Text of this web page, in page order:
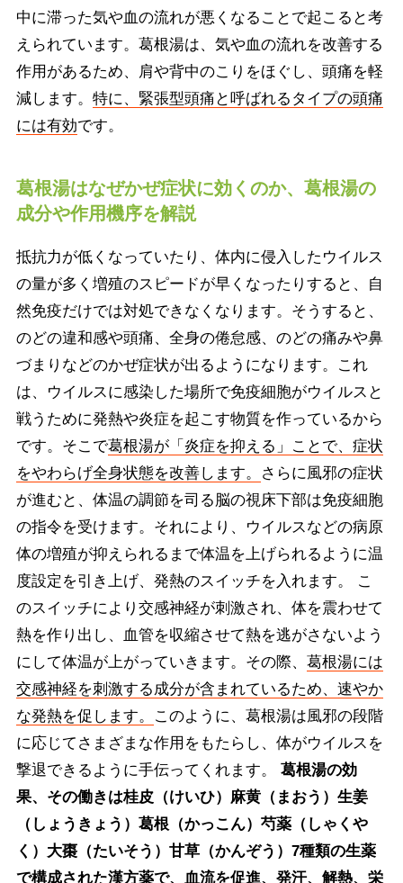
中に滞った気や血の流れが悪くなることで起こると考
えられています。葛根湯は、気や血の流れを改善する
作用があるため、肩や背中のこりをほぐし、頭痛を軽
減します。 特に、緊張型頭痛と呼ばれるタイプの頭痛
には有効です。
葛根湯はなぜかぜ症状に効くのか、葛根湯の
成分や作用機序を解説
抵抗力が低くなっていたり、体内に侵入したウイルス
の量が多く増殖のスピードが早くなったりすると、自
然免疫だけでは対処できなくなります。そうすると、
のどの違和感や頭痛、全身の倦怠感、のどの痛みや鼻
づまりなどのかぜ症状が出るようになります。これ
は、ウイルスに感染した場所で免疫細胞がウイルスと
戦うために発熱や炎症を起こす物質を作っているから
です。そこで葛根湯が「炎症を抑える」ことで、症状
をやわらげ全身状態を改善します。
さらに風邪の症状
が進むと、体温の調節を司る脳の視床下部は免疫細胞
の指令を受けます。それにより、ウイルスなどの病原
体の増殖が抑えられるまで体温を上げられるように温
度設定を引き上げ、発熱のスイッチを入れます。 こ
のスイッチにより交感神経が刺激され、体を震わせて
熱を作り出し、血管を収縮させて熱を逃がさないよう
にして体温が上がっていきます。その際、 葛根湯には
交感神経を刺激する成分が含まれているため、速やか
な発熱を促します。
このように、葛根湯は風邪の段階
に応じてさまざまな作用をもたらし、体がウイルスを
撃退できるように手伝ってくれます。 葛根湯の効
果、その働きは桂皮（けいひ）麻黄（まおう）生姜
（しょうきょう）葛根（かっこん）芍薬（しゃくや
く）大棗（たいそう）甘草（かんぞう）7種類の生薬
で構成された漢方薬で、血流を促進、発汗、解熱、栄